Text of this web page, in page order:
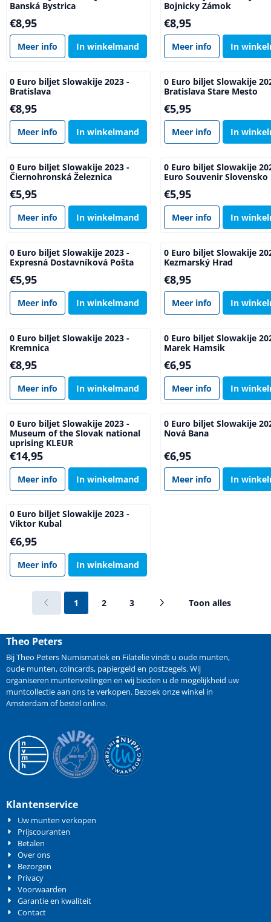
Banská Bystrica
Prijs: 8,95
€8,95
Meer info In winkelmand
Bojnicky Zámok
Prijs: 8,95
€8,95
Meer info In
0 Euro biljet Slowakije 2023 -
Bratislava
Prijs: 8,95
€8,95
Meer info In winkelmand
0 Euro biljet Slowakije
Bratislava Stare Mesto
Prijs: 5,95
€5,95
Meer info In
0 Euro biljet Slowakije 2023 -
Čiernohronská Železnica
Prijs: 5,95
€5,95
Meer info In winkelmand
0 Euro biljet Slowakije
Euro Souvenir Slovensko
Prijs: 5,95
€5,95
Meer info In
0 Euro biljet Slowakije 2023 -
Expresná Dostavníková Pošta
Prijs: 5,95
€5,95
Meer info In winkelmand
0 Euro biljet Slowakije
Kezmarský Hrad
Prijs: 8,95
€8,95
Meer info In
0 Euro biljet Slowakije 2023 -
Kremnica
Prijs: 8,95
€8,95
Meer info In winkelmand
0 Euro biljet Slowakije
Marek Hamsik
Prijs: 6,95
€6,95
Meer info In
0 Euro biljet Slowakije 2023 -
Museum of the Slovak national
uprising KLEUR
Prijs: 14,95
€14,95
Meer info In winkelmand
0 Euro biljet Slowakije
Nová Bana
Prijs: 6,95
€6,95
Meer info In
0 Euro biljet Slowakije 2023 -
Viktor Kubal
Prijs: 6,95
€6,95
Meer info In winkelmand
1 2 3 Toon alles
Theo Peters
Bij Theo Peters Numismatiek en Filatelie vindt u oude munten,
oude munten,coincards, papiergeld en postzegels. Wij
organiseren muntenveilingen en wij bieden u de mogelijkheid uw
muntcollectie aan ons te verkopen. Bezoek onze winkel in
Amsterdam of bestel online.
Klantenservice
Uw munten verkopen
Prijscouranten
Betalen
Over ons
Bezorgen
Privacy
Voorwaarden
Garantie en kwaliteit
Contact